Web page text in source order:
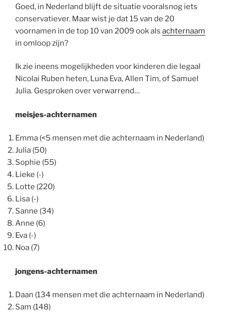
Goed, in Nederland blijft de situatie vooralsnog iets
conservatiever. Maar wist je dat 15 van de 20
voornamen in de top 10 van 2009 ook als achternaam
in omloop zijn?
Ik zie ineens mogelijkheden voor kinderen die legaal
Nicolai Ruben heten, Luna Eva, Allen Tim, of Samuel
Julia. Gesproken over verwarrend…
meisjes-achternamen
Emma (<5 mensen met die achternaam in Nederland)
Julia (50)
Sophie (55)
Lieke (-)
Lotte (220)
Lisa (-)
Sanne (34)
Anne (6)
Eva (-)
Noa (7)
jongens-achternamen
Daan (134 mensen met die achternaam in Nederland)
Sam (148)